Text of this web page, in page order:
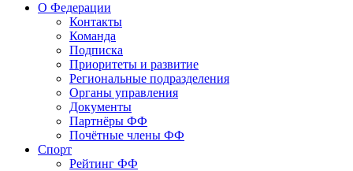
О Федерации
Контакты
Команда
Подписка
Приоритеты и развитие
Региональные подразделения
Органы управления
Документы
Партнёры ФФ
Почётные члены ФФ
Спорт
Рейтинг ФФ